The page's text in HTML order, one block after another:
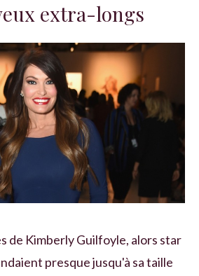
extra-longs
de Kimberly Guilfoyle, alors star
presque jusqu'à sa taille